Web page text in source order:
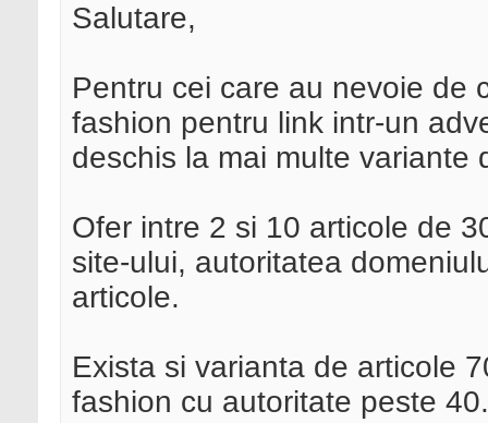
Salutare,
Pentru cei care au nevoie de
fashion pentru link intr-un
deschis la mai multe variante
Ofer intre 2 si 10 articole de
site-ului, autoritatea
articole.
Exista si varianta de articole
fashion cu autoritate peste 40.